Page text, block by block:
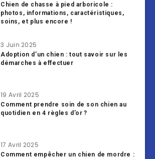
Chien de chasse à pied arboricole :
photos, informations, caractéristiques,
soins, et plus encore !
3 Juin 2025
Adoption d’un chien : tout savoir sur les
démarches à effectuer
19 Avril 2025
Comment prendre soin de son chien au
quotidien en 4 règles d’or ?
17 Avril 2025
Comment empêcher un chien de mordre :